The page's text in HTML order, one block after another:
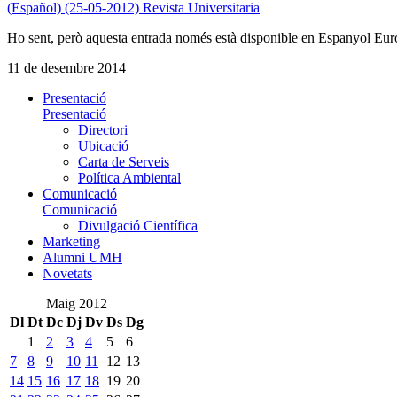
(Español) (25-05-2012) Revista Universitaria
Ho sent, però aquesta entrada només està disponible en Espanyol
11 de desembre 2014
Presentació
Presentació
Directori
Ubicació
Carta de Serveis
Política Ambiental
Comunicació
Comunicació
Divulgació Científica
Marketing
Alumni UMH
Novetats
Maig 2012
Dl Dt Dc Dj Dv Ds Dg
1
2 3 4 5
6
7
8 9 10 11 12 13
14 15 16 17 18 19 20